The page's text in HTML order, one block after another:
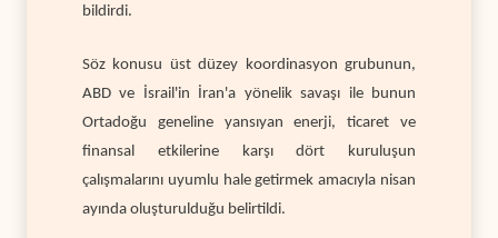
bildirdi.
Söz konusu üst düzey koordinasyon grubunun,
ABD ve İsrail'in İran'a yönelik savaşı ile bunun
Ortadoğu geneline yansıyan enerji, ticaret ve
finansal etkilerine karşı dört kuruluşun
çalışmalarını uyumlu hale getirmek amacıyla nisan
ayında oluşturulduğu belirtildi.